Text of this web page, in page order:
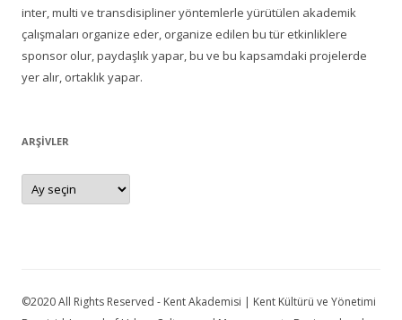
inter, multi ve transdisipliner yöntemlerle yürütülen akademik
çalışmaları organize eder, organize edilen bu tür etkinliklere
sponsor olur, paydaşlık yapar, bu ve bu kapsamdaki projelerde
yer alır, ortaklık yapar.
ARŞIVLER
Arşivler
©2020 All Rights Reserved - Kent Akademisi | Kent Kültürü ve Yönetimi